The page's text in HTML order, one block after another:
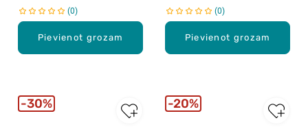
Pievienot grozam
0
Pievienot grozam
0
30% 20%